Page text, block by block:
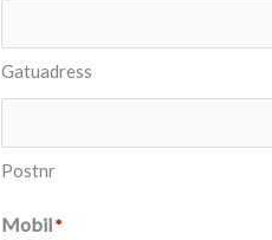
Gatuadress
Postnr
Mobil *